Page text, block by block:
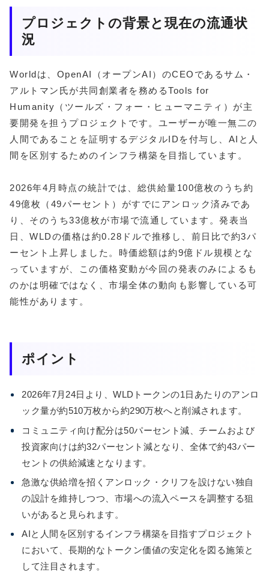
プロジェクトの背景と現在の流通状
況
Worldは、OpenAI（オープンAI）のCEOであるサム・
アルトマン氏が共同創業者を務めるTools for
Humanity（ツールズ・フォー・ヒューマニティ）が主
要開発を担うプロジェクトです。ユーザーが唯一無二の
人間であることを証明するデジタルIDを付与し、AIと人
間を区別するためのインフラ構築を目指しています。
2026年4月時点の統計では、総供給量100億枚のうち約
49億枚（49パーセント）がすでにアンロック済みであ
り、そのうち33億枚が市場で流通しています。発表当
日、WLDの価格は約0.28ドルで推移し、前日比で約3パ
ーセント上昇しました。時価総額は約9億ドル規模とな
っていますが、この価格変動が今回の発表のみによるも
のかは明確ではなく、市場全体の動向も影響している可
能性があります。
ポイント
2026年7月24日より、WLDトークンの1日あたりのアンロ
ック量が約510万枚から約290万枚へと削減されます。
コミュニティ向け配分は50パーセント減、チームおよび
投資家向けは約32パーセント減となり、全体で約43パー
セントの供給減速となります。
急激な供給増を招くアンロック・クリフを設けない独自
の設計を維持しつつ、市場への流入ペースを調整する狙
いがあると見られます。
AIと人間を区別するインフラ構築を目指すプロジェクト
において、長期的なトークン価値の安定化を図る施策と
して注目されます。